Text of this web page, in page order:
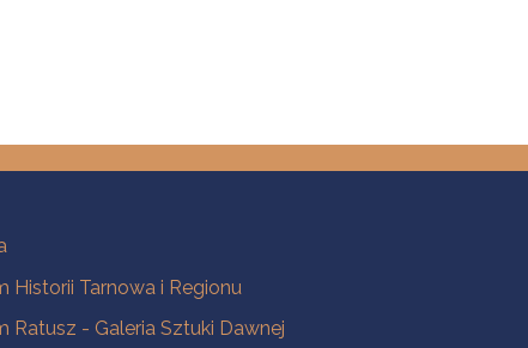
strona
Historii Tarnowa i Regionu
Ratusz - Galeria Sztuki Dawnej